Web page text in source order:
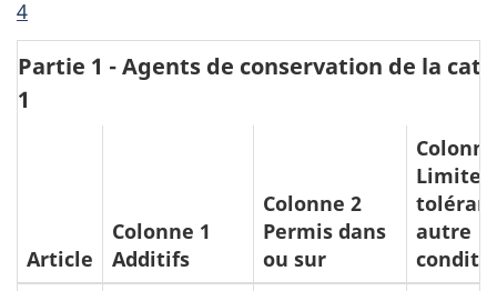
4
Partie 1 - Agents de conservation de la
1
Article
Colonne 1
Additifs
Colonne 2
Permis dans
ou sur
Limites
autre